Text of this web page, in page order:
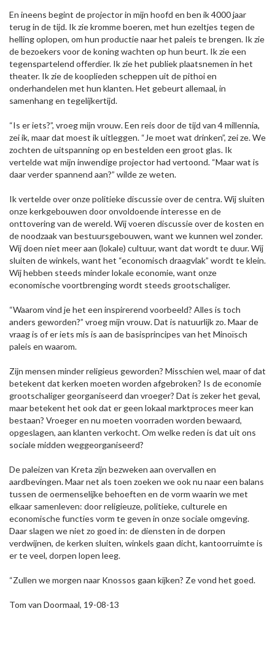
En ineens begint de projector in mijn hoofd en ben ik 4000 jaar
terug in de tijd. Ik zie kromme boeren, met hun ezeltjes tegen de
helling oplopen, om hun productie naar het paleis te brengen. Ik zie
de bezoekers voor de koning wachten op hun beurt. Ik zie een
tegenspartelend offerdier. Ik zie het publiek plaatsnemen in het
theater. Ik zie de kooplieden scheppen uit de pithoi en
onderhandelen met hun klanten. Het gebeurt allemaal, in
samenhang en tegelijkertijd.
“Is er iets?”, vroeg mijn vrouw. Een reis door de tijd van 4 millennia,
zei ik, maar dat moest ik uitleggen. “Je moet wat drinken”, zei ze. We
zochten de uitspanning op en bestelden een groot glas. Ik
vertelde wat mijn inwendige projector had vertoond. “Maar wat is
daar verder spannend aan?” wilde ze weten.
Ik vertelde over onze politieke discussie over de centra. Wij sluiten
onze kerkgebouwen door onvoldoende interesse en de
onttovering van de wereld. Wij voeren discussie over de kosten en
de noodzaak van bestuursgebouwen, want we kunnen wel zonder.
Wij doen niet meer aan (lokale) cultuur, want dat wordt te duur. Wij
sluiten de winkels, want het “economisch draagvlak” wordt te klein.
Wij hebben steeds minder lokale economie, want onze
economische voortbrenging wordt steeds grootschaliger.
“Waarom vind je het een inspirerend voorbeeld? Alles is toch
anders geworden?” vroeg mijn vrouw. Dat is natuurlijk zo. Maar de
vraag is of er iets mis is aan de basisprincipes van het Minoïsch
paleis en waarom.
Zijn mensen minder religieus geworden? Misschien wel, maar of dat
betekent dat kerken moeten worden afgebroken? Is de economie
grootschaliger georganiseerd dan vroeger? Dat is zeker het geval,
maar betekent het ook dat er geen lokaal marktproces meer kan
bestaan? Vroeger en nu moeten voorraden worden bewaard,
opgeslagen, aan klanten verkocht. Om welke reden is dat uit ons
sociale midden weggeorganiseerd?
De paleizen van Kreta zijn bezweken aan overvallen en
aardbevingen. Maar net als toen zoeken we ook nu naar een balans
tussen de oermenselijke behoeften en de vorm waarin we met
elkaar samenleven: door religieuze, politieke, culturele en
economische functies vorm te geven in onze sociale omgeving.
Daar slagen we niet zo goed in: de diensten in de dorpen
verdwijnen, de kerken sluiten, winkels gaan dicht, kantoorruimte is
er te veel, dorpen lopen leeg.
“Zullen we morgen naar Knossos gaan kijken? Ze vond het goed.
Tom van Doormaal, 19-08-13